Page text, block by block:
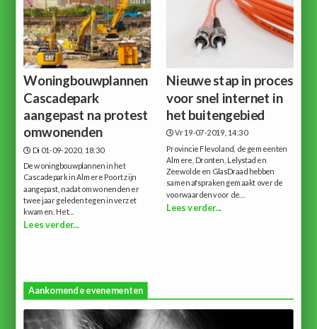
Woningbouwplannen
Cascadepark
aangepast na protest
omwonenden
Di 01-09-2020, 18:30
De woningbouwplannen in het
Cascadepark in Almere Poort zijn
aangepast, nadat omwonenden er
twee jaar geleden tegen in verzet
kwamen. Het...
Lees verder...
Nieuwe stap in proces
voor snel internet in
het buitengebied
Vr 19-07-2019, 14:30
Provincie Flevoland, de gemeenten
Almere, Dronten, Lelystad en
Zeewolde en GlasDraad hebben
samen afspraken gemaakt over de
voorwaarden voor de...
Lees verder...
Aankomende evenementen